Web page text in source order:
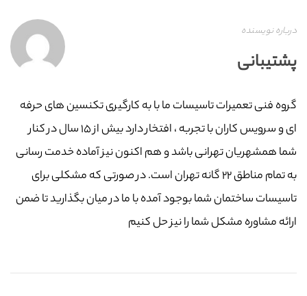
درباره نویسنده
پشتیبانی
گروه فنی تعمیرات تاسیسات ما با به‌ کارگیری تکنسین های حرفه
ای و سرویس کاران با تجربه ، افتخار دارد بیش از ۱۵ سال در کنار
شما همشهریان تهرانی باشد و هم اکنون نیز آماده خدمت رسانی
به تمام مناطق ۲۲ گانه تهران است. در صورتی که مشکلی برای
تاسیسات ساختمان شما بوجود آمده با ما در میان بگذارید تا ضمن
ارائه مشاوره مشکل شما را نیز حل کنیم